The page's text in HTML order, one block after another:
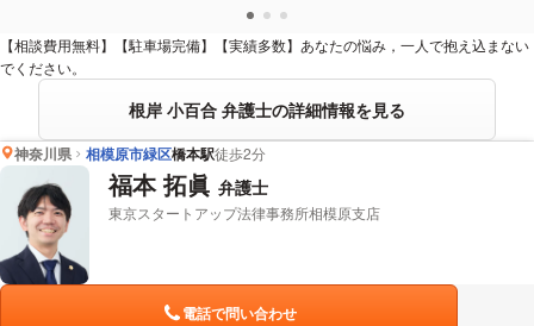
【相談費用無料】【駐車場完備】【実績多数】あなたの悩み，一人で抱え込まない
でください。
根岸 小百合 弁護士の詳細情報を見る
神奈川県 相模原市緑区橋本駅徒歩2分
福本 拓眞 弁護士
東京スタートアップ法律事務所相模原支店
電話で問い合わせ